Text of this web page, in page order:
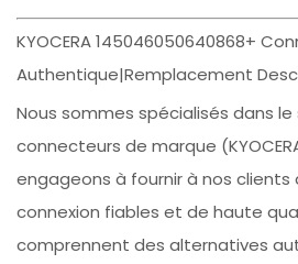
KYOCERA 145046050640868+
Authentique|Remplacement
Nous sommes spécialisés dans
connecteurs de marque
engageons à fournir à nos clients
connexion fiables et de haute
comprennent des alternatives